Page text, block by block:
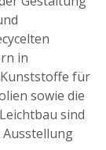
in
für
sowie die
sind